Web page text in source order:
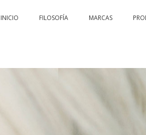
INICIO FILOSOFÍA MARCAS